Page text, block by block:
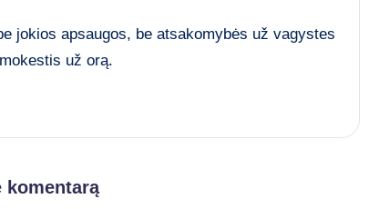
jokios apsaugos, be atsakomybės už vagystes
už orą.
komentarą